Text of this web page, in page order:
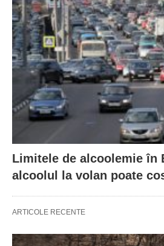
Limitele de alcoolemie în
alcoolul la volan poate
ARTICOLE RECENTE